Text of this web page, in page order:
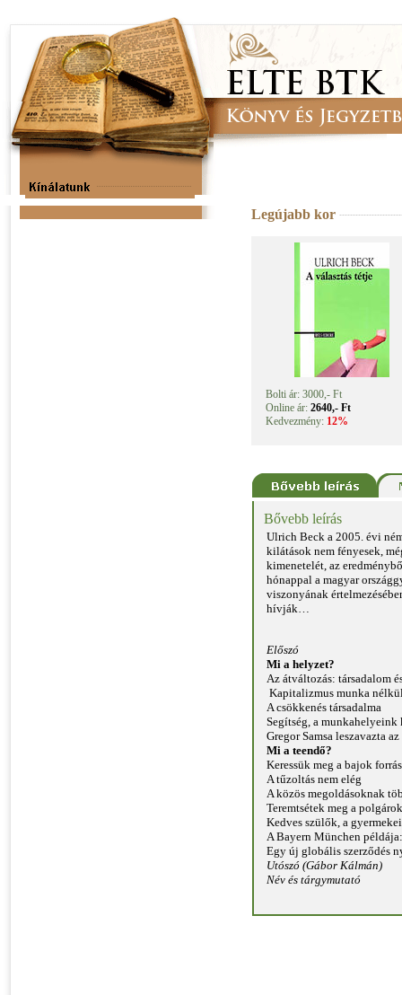
Legújabb kor
Bolti ár: 3000,- Ft
Online ár: 2640,- Ft
Kedvezmény: 12%
Bővebb leírás
Ulrich Beck a 2005. évi
kilátások nem fényesek,
kimenetelét, az
hónappal a magyar
viszonyának
hívják…
Előszó
Mi a helyzet?
Az átváltozás: társadalom
Kapitalizmus munka
A csökkenés társadalma
Segítség, a
Gregor Samsa leszavazta
Mi a teendő?
Keressük meg a bajok
A tűzoltás nem elég
A közös megoldásoknak
Teremtsétek meg a
Kedves szülők, a
A Bayern München
Egy új globális szerződés
Utószó (Gábor Kálmán)
Név és tárgymutató